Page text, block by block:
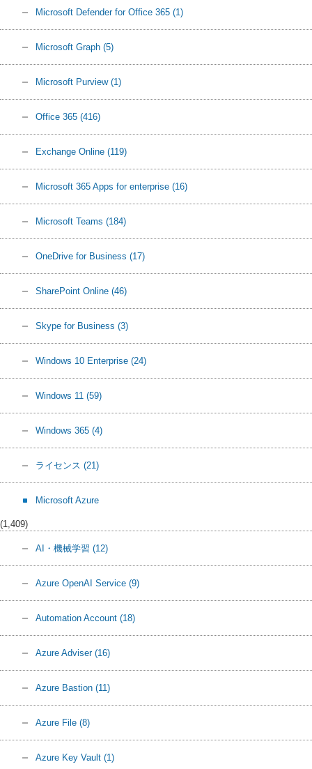
Microsoft Defender for Office 365 (1)
Microsoft Graph (5)
Microsoft Purview (1)
Office 365 (416)
Exchange Online (119)
Microsoft 365 Apps for enterprise (16)
Microsoft Teams (184)
OneDrive for Business (17)
SharePoint Online (46)
Skype for Business (3)
Windows 10 Enterprise (24)
Windows 11 (59)
Windows 365 (4)
ライセンス (21)
Microsoft Azure
(1,409)
AI・機械学習 (12)
Azure OpenAI Service (9)
Automation Account (18)
Azure Adviser (16)
Azure Bastion (11)
Azure File (8)
Azure Key Vault (1)